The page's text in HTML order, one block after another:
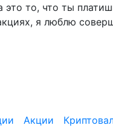
то, что ты
я люблю
Акции